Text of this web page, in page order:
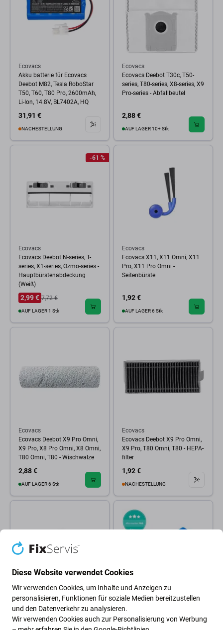
Ecovacs
Akku batterie für Ecovacs
Deebot M82, Tesla RoboStar
T50, T60, T80 Pro, 2600mAh,
Li-Ion, 14.8V, BL7402A, HQ
31,91 €
NACHESTELLUNG
Ecovacs
Ecovacs Deebot T30c, T50-
series, T80-series, X8-series, X9
Pro-series - Abfallbeutel
2,88 €
AUF LAGER 10+ Stk
-61 %
Ecovacs
Ecovacs Deebot N-series, T-
series, X1-series, Ozmo-series -
Hauptbürstenabdeckung
(Weiß)
2,99 € 7,72 €
AUF LAGER 1 Stk
Ecovacs
Ecovacs X11, X11 Omni, X11
Pro, X11 Pro Omni -
Seitenbürste
1,92 €
AUF LAGER 6 Stk
Ecovacs
Ecovacs Deebot X9 Pro Omni,
X9 Pro, X8 Pro Omni, X8 Omni,
T80 Omni, T80 - Wischwalze
2,88 €
AUF LAGER 6 Stk
Ecovacs
Ecovacs Deebot X9 Pro Omni,
X9 Pro, T80 Omni, T80 - HEPA-
filter
1,92 €
NACHESTELLUNG
Ecovacs Deebot N20, N20
Plus, N20 Pro Plus -
Ecovacs Deebot Ozmo 900-
series, N-series, T-series, Yeedi
Diese Website verwendet Cookies
Wir verwenden Cookies, um Inhalte und Anzeigen zu
personalisieren, Funktionen für soziale Medien bereitzustellen
und den Datenverkehr zu analysieren.
Wir verwenden Cookies auch zur Personalisierung von Werbung